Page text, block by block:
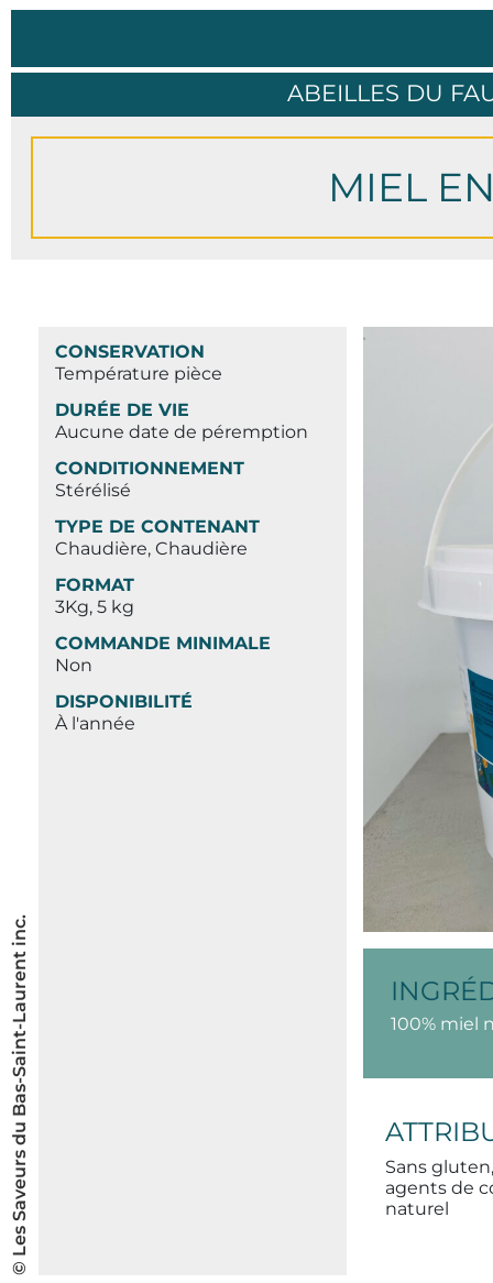
ABEILLES DU
MIEL
© Les Saveurs du Bas-Saint-Laurent inc.
CONSERVATION
Température pièce
DURÉE DE VIE
Aucune date de péremption
CONDITIONNEMENT
Stérélisé
TYPE DE CONTENANT
Chaudière, Chaudière
FORMAT
3Kg, 5 kg
COMMANDE MINIMALE
Non
DISPONIBILITÉ
À l'année
100% miel
Sans
agents de
naturel